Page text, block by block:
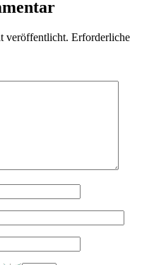
veröffentlicht. Erforderliche